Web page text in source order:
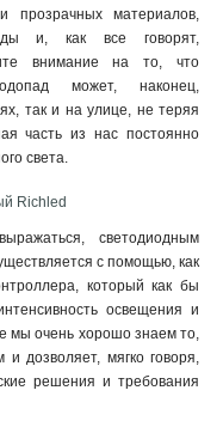
прозрачных материалов,
и, как все говорят,
внимание на то, что
может, наконец,
так и на улице, не теряя
часть из нас постоянно
света.
Richled
светодиодным
с помощью, как
который как бы
освещения и
мы очень хорошо знаем то,
дозволяет, мягко говоря,
решения и требования